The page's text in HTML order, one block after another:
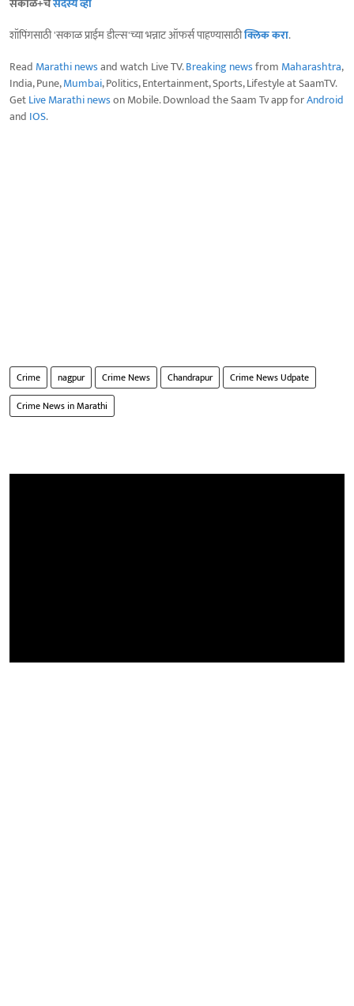
सकाळ+चेसदस्य व्हा
शॉपिंगसाठी 'सकाळ प्राईम डील्स'च्या भन्नाट ऑफर्स पाहण्यासाठीक्लिक करा.
Read Marathi newsand watch Live TV.Breaking newsfrom Maharashtra,
India, Pune,Mumbai, Politics, Entertainment, Sports, Lifestyle at SaamTV.
GetLive Marathi newson Mobile. Download the Saam Tv app forAndroid
and IOS.
Crime nagpur Crime News Chandrapur
Crime News Udpate
Crime News in Marathi